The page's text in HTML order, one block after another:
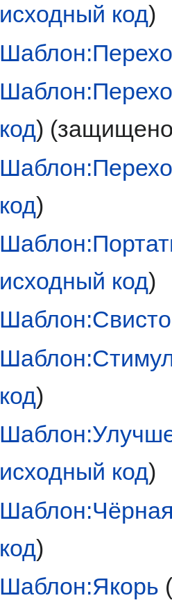
исходный код)
код)
код)
исходный код)
код)
исходный код)
Шаблон:Чёрная
код)
Шаблон:Якорь